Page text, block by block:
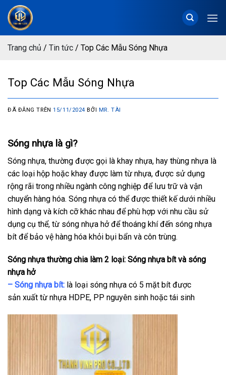
Chuyển
đến
dungTrang chủ / Tin tức / Top Các Mẫu Sóng Nhựa
Top Các Mẫu Sóng Nhựa
ĐÃ ĐĂNG TRÊN15/11/2024 BỞI MR. TÀI
Sóng nhựa là gì?
Sóng nhựa, thường được gọi là khay nhựa, hay thùng nhựa là
các loại hộp hoặc khay được làm từ nhựa, được sử dụng
rộng rãi trong nhiều ngành công nghiệp để lưu trữ và vận
chuyển hàng hóa. Sóng nhựa có thể được thiết kế dưới nhiều
hình dạng và kích cỡ khác nhau để phù hợp với nhu cầu sử
dụng cụ thể, từ sóng nhựa hở để thoáng khí đến sóng nhựa
bít để bảo vệ hàng hóa khỏi bụi bẩn và côn trùng.
Sóng nhựa thường chia làm 2 loại: Sóng nhựa bít và sóng
nhựa hở
– Sóng nhựa bít: là loại sóng nhựa có 5 mặt bít được
sản xuất từ nhựa HDPE, PP nguyên sinh hoặc tái sinh